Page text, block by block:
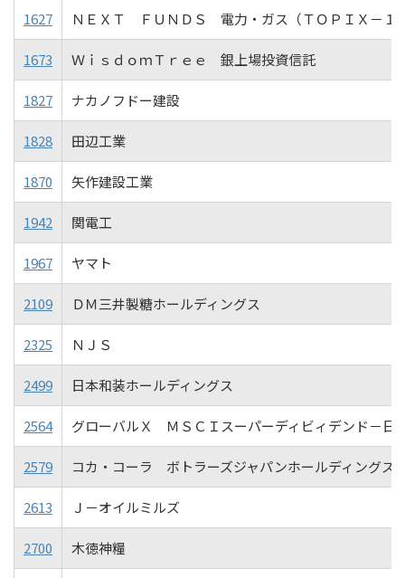
1627 ＮＥＸＴ ＦＵＮＤＳ 電力・ガス（ＴＯＰＩＸ－１
1673 ＷｉｓｄｏｍＴｒｅｅ 銀上場投資信託
1827 ナカノフドー建設
1828 田辺工業
1870 矢作建設工業
1942 関電工
1967 ヤマト
2109 ＤＭ三井製糖ホールディングス
2325 ＮＪＳ
2499 日本和装ホールディングス
2564 グローバルＸ ＭＳＣＩスーパーディビィデンド－
2579 コカ・コーラ ボトラーズジャパンホールディングス
2613 Ｊ－オイルミルズ
2700 木徳神糧